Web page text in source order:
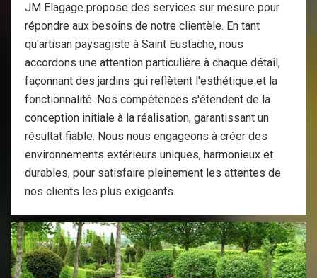
JM Elagage propose des services sur mesure pour
répondre aux besoins de notre clientèle. En tant
qu'artisan paysagiste à Saint Eustache, nous
accordons une attention particulière à chaque détail,
façonnant des jardins qui reflètent l'esthétique et la
fonctionnalité. Nos compétences s'étendent de la
conception initiale à la réalisation, garantissant un
résultat fiable. Nous nous engageons à créer des
environnements extérieurs uniques, harmonieux et
durables, pour satisfaire pleinement les attentes de
nos clients les plus exigeants.